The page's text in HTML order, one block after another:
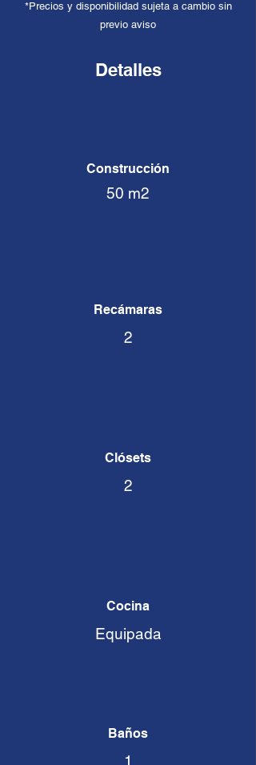
*Precios y disponibilidad sujeta a cambio sin
previo aviso
Detalles
Construcción
50 m2
Recámaras​
2
Clósets
2
Cocina
Equipada
Baños
1